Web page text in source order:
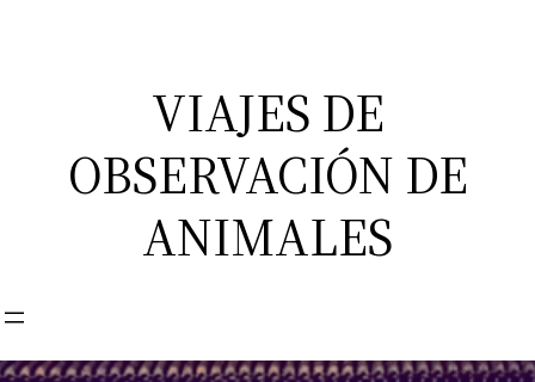
VIAJES DE
OBSERVACIÓN DE
ANIMALES